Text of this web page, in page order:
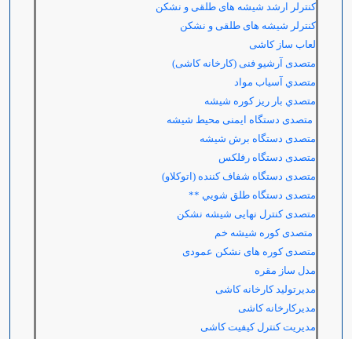
کنترلر ارشد شیشه های طلقی و نشکن
کنترلر شیشه های طلقی و نشکن
لعاب ساز کاشی
متصدی آرشیو فنی (کارخانه کاشی)
متصدي آسياب مواد
متصدي بار ريز كوره شيشه
متصدی دستگاه ایمنی محیط شیشه
متصدی دستگاه برش شیشه
متصدی دستگاه رفلکس
متصدی دستگاه شفاف کننده (اتوکلاو)
متصدی دستگاه طلق شویي **
متصدی کنترل نهایی شیشه نشکن
متصدی کوره شیشه خم
متصدی کوره های نشکن عمودی
مدل ساز مقره
مدیرتولید کارخانه کاشی
مدیرکارخانه کاشی
مدیریت کنترل کیفیت کاشی